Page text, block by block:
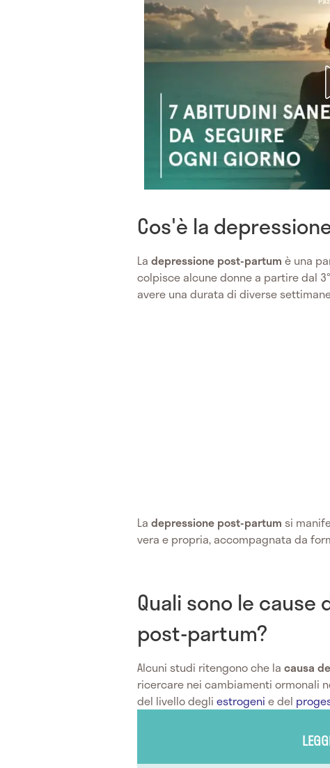
Cos'è la
La depressione post-partum è una
colpisce alcune donne a partire dal
avere una durata di diverse
La depressione post-partum si
vera e propria, accompagnata da
Quali sono le
post-partum?
Alcuni studi ritengono che la causa
ricercare nei cambiamenti ormonali
del livello degli estrogeni e del